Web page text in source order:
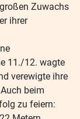
Zuwachs
ihrer
11./12. wagte
verewigte ihre
beim
zu feiern: